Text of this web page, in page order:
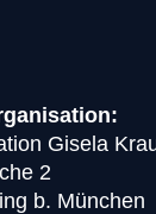
Gisela
2
b. München